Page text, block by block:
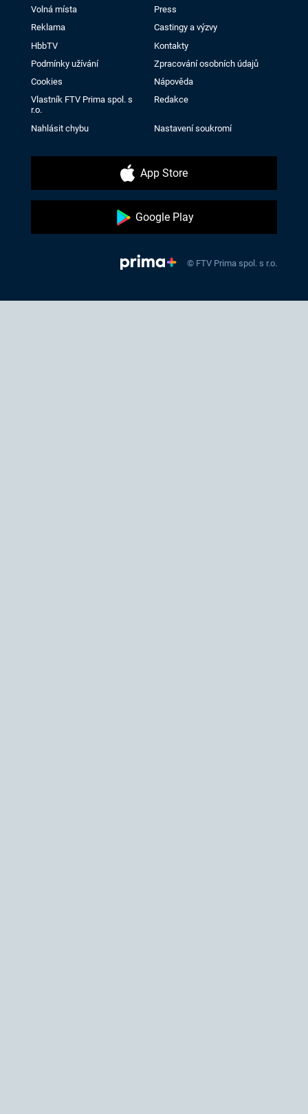
Volná místa
Press
Reklama
Castingy a výzvy
HbbTV
Kontakty
Podmínky užívání
Zpracování osobních údajů
Cookies
Nápověda
Vlastník FTV Prima spol. s
r.o.
Redakce
Nahlásit chybu Nastavení soukromí
App Store
Google Play
© FTV Prima spol. s r.o.